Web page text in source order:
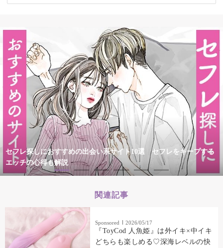
セフレ探しにおすすめの出会い系サイト10選 セフレをキープする
エッチの心得も解説
関連記事
Sponsored 2026/05/17
『ToyCod 人魚姫』は外イキ×中イキ
どちらも楽しめる♡深海レベルの快